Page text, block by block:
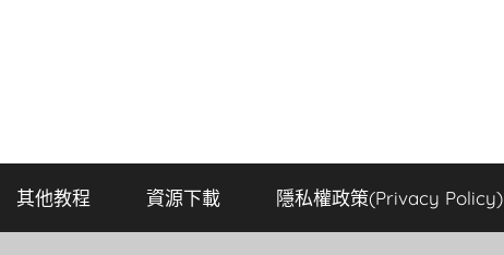
其他教程 資源下載 隱私權政策(Privacy Policy)